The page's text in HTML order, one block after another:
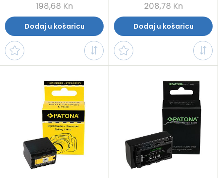
198,68 Kn
Dodaj u košaricu
208,78 Kn
Dodaj u košaricu